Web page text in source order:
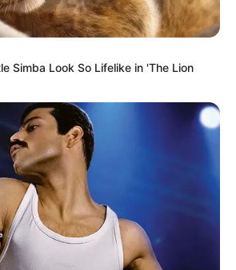
Movies To Watch Today
Belt Out A Pitch-Perfect
Simba Look So Lifelike in 'The Lion